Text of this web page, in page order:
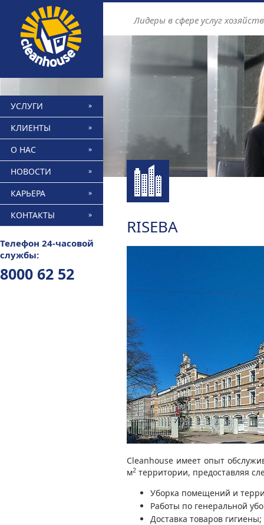
Лидеры в сфере услуг
УСЛУГИ
КЛИЕНТЫ
О НАС
НОВОСТИ
КАРЬЕРА
КОНТАКТЫ
Телефон 24-часовой
службы:
8000 62 52
RISEBA
Cleanhouse имеет опыт
м2 территории, предоставляя
Уборка помещений и
Работы по генеральной
Доставка товаров гигиены;